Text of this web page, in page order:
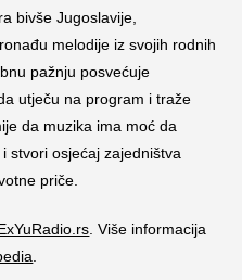
bivše Jugoslavije,
melodije iz svojih rodnih
pažnju posvećuje
utječu na program i traže
da muzika ima moć da
stvori osjećaj zajedništva
priče.
. Više informacija